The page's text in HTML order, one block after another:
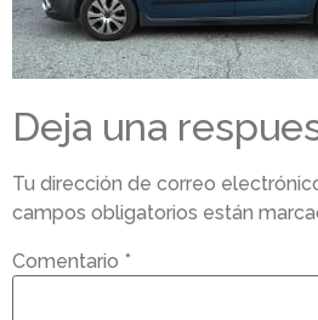
Deja una
Tu dirección de correo
campos obligatorios están
Comentario *